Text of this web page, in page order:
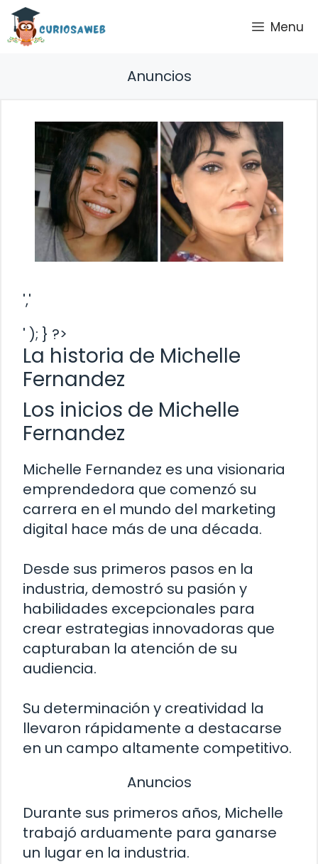
Saltar
contenido
Menu
Anuncios
','
' ); } ?>
La historia de Michelle
Fernandez
Los inicios de Michelle
Fernandez
Michelle Fernandez es una visionaria
emprendedora que comenzó su
carrera en el mundo del marketing
digital hace más de una década.
Desde sus primeros pasos en la
industria, demostró su pasión y
habilidades excepcionales para
crear estrategias innovadoras que
capturaban la atención de su
audiencia.
Su determinación y creatividad la
llevaron rápidamente a destacarse
en un campo altamente competitivo.
Anuncios
Durante sus primeros años, Michelle
trabajó arduamente para ganarse
un lugar en la industria.